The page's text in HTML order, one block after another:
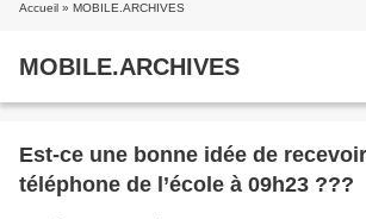
Accueil » MOBILE.ARCHIVES
MOBILE.ARCHIVES
Est-ce une bonne idée de
téléphone de l’école à 09h23 ???